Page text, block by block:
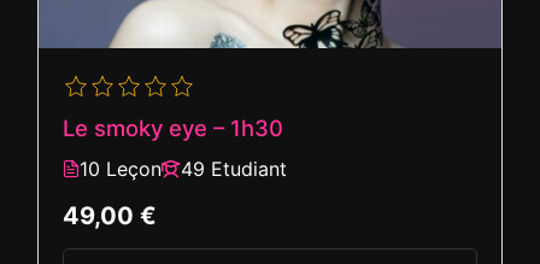
Le smoky eye – 1h30
10 Leçon 49 Etudiant
49,00 €